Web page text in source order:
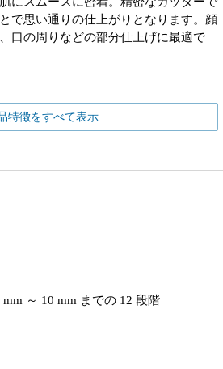
で思い通りの仕上がりとなります。顔
口の周りなどの部分仕上げに最適で
特徴をすべて表示
mm ～ 10 mm までの 12 段階